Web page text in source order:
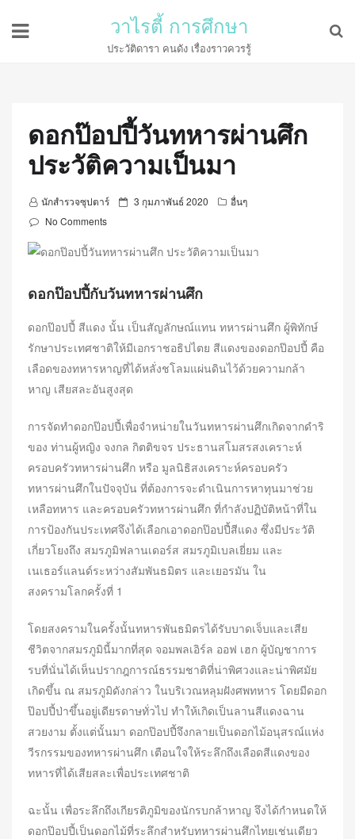
วาไรตี้ การศึกษา
ประวัติดารา คนดัง เรื่องราวควรรู้
ดอกป๊อปปี้วันทหารผ่านศึก
ประวัติความเป็นมา
นักสำรวจซุปตาร์
P
t
d
n
3 กุมภาพันธ์ 2020
อื่นๆ
No Comments
ดอกป๊อปปี้กับวันทหารผ่านศึก
ดอกป๊อปปี้ สีแดง นั้น เป็นสัญลักษณ์แทน ทหารผ่านศึก ผู้พิทักษ์
รักษาประเทศชาติให้มีเอกราชอธิปไตย สีแดงของดอกป๊อปปี้ คือ
เลือดของทหารหาญที่ได้หลั่งชโลมแผ่นดินไว้ด้วยความกล้า
หาญ เสียสละอันสูงสุด
การจัดทำดอกป๊อปปี้เพื่อจำหน่ายในวันทหารผ่านศึกเกิดจากดำริ
ของ ท่านผู้หญิง จงกล กิตติขจร ประธานสโมสรสงเคราะห์
ครอบครัวทหารผ่านศึก หรือ มูลนิธิสงเคราะห์ครอบครัว
ทหารผ่านศึกในปัจจุบัน ที่ต้องการจะดำเนินการหาทุนมาช่วย
เหลือทหาร และครอบครัวทหารผ่านศึก ที่กำลังปฏิบัติหน้าที่ใน
การป้องกันประเทศจึงได้เลือกเอาดอกป๊อปปี้สีแดง ซึ่งมีประวัติ
เกี่ยวโยงถึง สมรภูมิฟลานเดอร์ส สมรภูมิเบลเยี่ยม และ
เนเธอร์แลนด์ระหว่างสัมพันธมิตร และเยอรมัน ใน
สงครามโลกครั้งที่ 1
โดยสงครามในครั้งนั้นทหารพันธมิตรได้รับบาดเจ็บและเสีย
ชีวิตจากสมรภูมินี้มากที่สุด จอมพลเอิร์ล ออฟ เฮก ผู้บัญชาการ
รบที่นั่นได้เห็นปรากฎการณ์ธรรมชาติที่น่าพิศวงและน่าพิศมัย
เกิดขึ้น ณ สมรภูมิดังกล่าว ในบริเวณหลุมฝังศพทหาร โดยมีดอก
ป๊อปปี้ป่าขึ้นอยู่เดียรดาษทั่วไป ทำให้เกิดเป็นลานสีแดงฉาน
สวยงาม ตั้งแต่นั้นมา ดอกป๊อปปี้จึงกลายเป็นดอกไม้อนุสรณ์แห่ง
วีรกรรมของทหารผ่านศึก เตือนใจให้ระลึกถึงเลือดสีแดงของ
ทหารที่ได้เสียสละเพื่อประเทศชาติ
ฉะนั้น เพื่อระลึกถึงเกียรติภูมิของนักรบกล้าหาญ จึงได้กำหนดให้
ดอกป๊อปปี้เป็นดอกไม้ที่ระลึกสำหรับทหารผ่านศึกไทยเช่นเดียว